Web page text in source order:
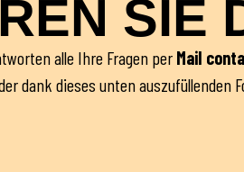
SIE
alle Ihre Fragen per Mail
dank dieses unten auszufüllenden